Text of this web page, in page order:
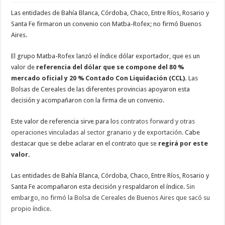
Las entidades de Bahía Blanca, Córdoba, Chaco, Entre Ríos, Rosario y
Santa Fe firmaron un convenio con Matba-Rofex; no firmó Buenos
Aires.
El grupo Matba-Rofex lanzó el índice dólar exportador, que es un
valor de referencia del dólar que se compone del 80 %
mercado oficial y 20 % Contado Con Liquidación (CCL). Las
Bolsas de Cereales de las diferentes provincias apoyaron esta
decisión y acompañaron con la firma de un convenio.
Este valor de referencia sirve para loscontratos forward y otras
operaciones vinculadas al sector granario y de exportación. Cabe
destacar que se debe aclarar en el contrato que se regirá por este
valor.
Las entidades de Bahía Blanca, Córdoba, Chaco, Entre Ríos, Rosario y
Santa Fe acompañaron esta decisión y respaldaron el índice.Sin
embargo, no firmó la Bolsa de Cereales de Buenos Aires que sacó su
propio índice.